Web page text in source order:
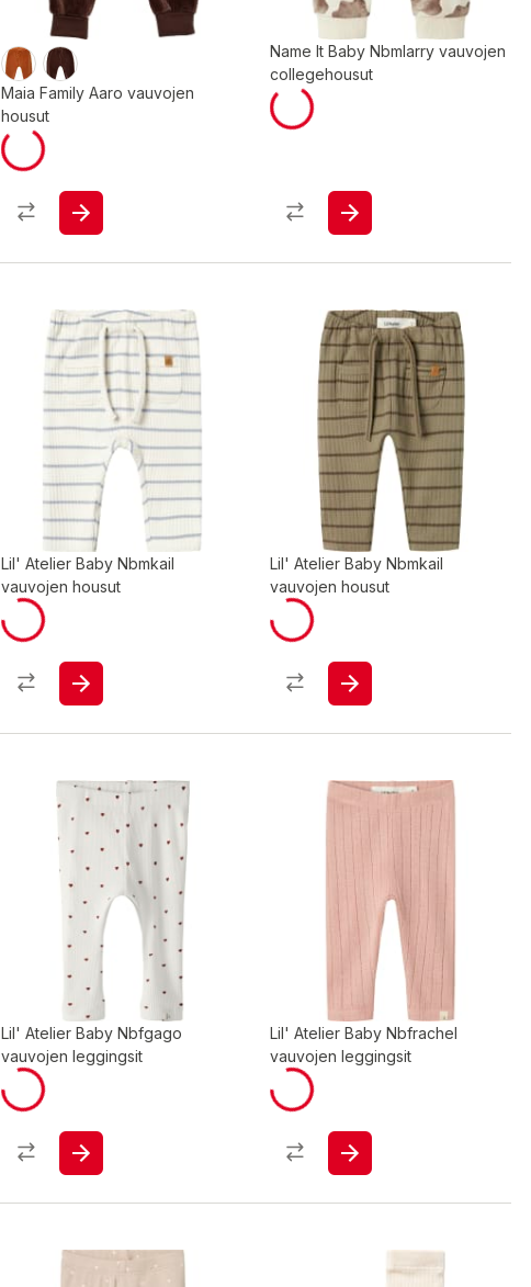
Maia Family Aaro vauvojen
housut
Name It Baby Nbmlarry vauvojen
collegehousut
Lil' Atelier Baby Nbmkail
vauvojen housut
Lil' Atelier Baby Nbmkail
vauvojen housut
Lil' Atelier Baby Nbfgago
vauvojen leggingsit
Lil' Atelier Baby Nbfrachel
vauvojen leggingsit